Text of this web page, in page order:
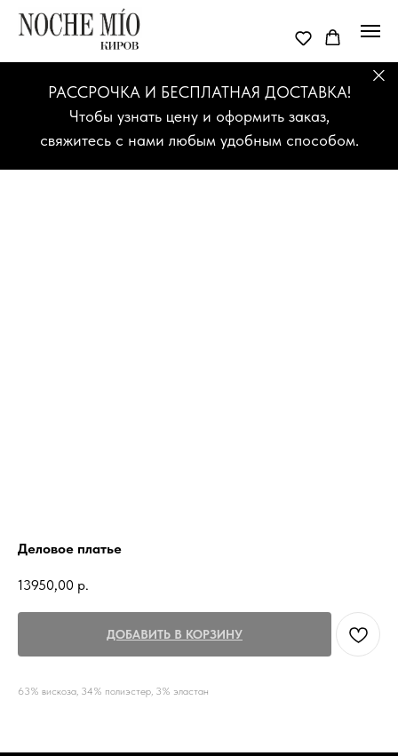
РАССРОЧКА И БЕСПЛАТНАЯ ДОСТАВКА!
Чтобы узнать цену и оформить заказ,
свяжитесь с нами любым удобным способом.
Деловое платье
13950,00 р.
ДОБАВИТЬ В КОРЗИНУ
63% вискоза, 34% полиэстер, 3% эластан